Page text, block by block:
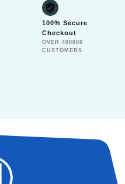
100% Secure
Checkout
OVER 400000
CUSTOMERS